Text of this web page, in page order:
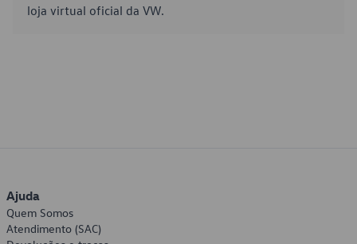
loja virtual oficial da VW.
Ajuda
Quem Somos
Atendimento (SAC)